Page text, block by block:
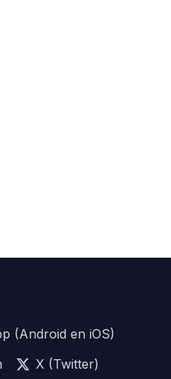
(Android en iOS)
X (Twitter)